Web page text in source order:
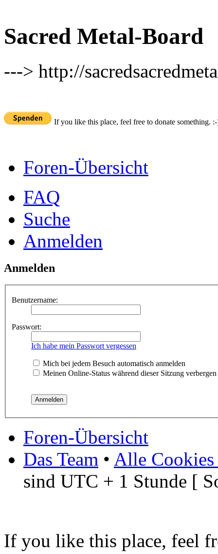
Sacred Metal-Board
---> http://
If you like this place, feel free to donate something.
Foren-Übersicht
FAQ
Suche
Anmelden
Anmelden
Benutzername:
Passwort:
Ich habe mein Passwort vergessen
Mich bei jedem Besuch automatisch anmelden
Meinen Online-Status während dieser Sitzung verbergen
Foren-Übersicht
Das Team • Alle Cookies
sind UTC + 1 Stunde [
If you like this place, feel